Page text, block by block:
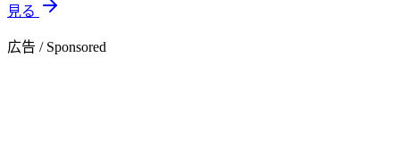
見る
広告 / Sponsored